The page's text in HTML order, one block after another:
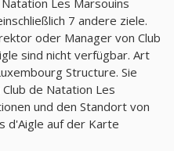
7 andere ziele.
oder Manager von Club
sind nicht verfügbar. Art
Structure. Sie
de Natation Les
und den Standort von
d'Aigle auf der Karte